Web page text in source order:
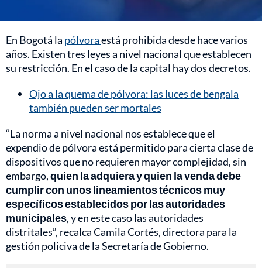
En Bogotá la pólvoraestá prohibida desde hace varios
años. Existen tres leyes a nivel nacional que establecen
su restricción. En el caso de la capital hay dos decretos.
Ojo a la quema de pólvora: las luces de bengala
también pueden ser mortales
“La norma a nivel nacional nos establece que el
expendio de pólvora está permitido para cierta clase de
dispositivos que no requieren mayor complejidad, sin
embargo,quien la adquiera y quien la venda debe
cumplir con unos lineamientos técnicos muy
específicos establecidos por las autoridades
municipales, y en este caso las autoridades
distritales”, recalca Camila Cortés, directora para la
gestión policiva de la Secretaría de Gobierno.